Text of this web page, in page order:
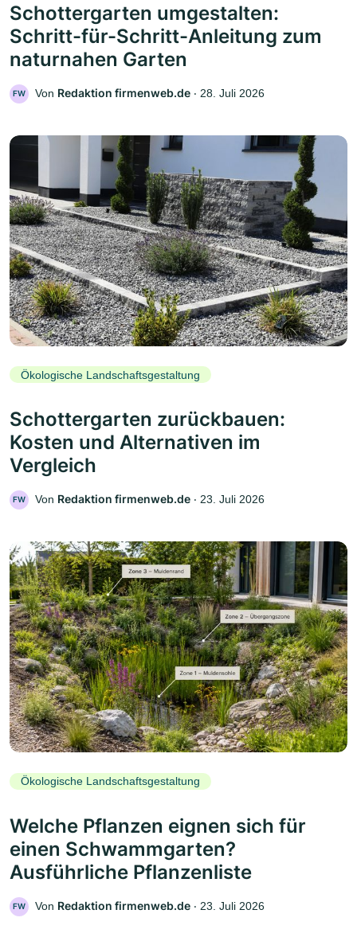
Schottergarten umgestalten:
Schritt-für-Schritt-Anleitung zum
naturnahen Garten
FW Von Redaktion firmenweb.de ‧ 28. Juli 2026
Ökologische Landschaftsgestaltung
Schottergarten zurückbauen:
Kosten und Alternativen im
Vergleich
FW Von Redaktion firmenweb.de ‧ 23. Juli 2026
Ökologische Landschaftsgestaltung
Welche Pflanzen eignen sich für
einen Schwammgarten?
Ausführliche Pflanzenliste
FW Von Redaktion firmenweb.de ‧ 23. Juli 2026